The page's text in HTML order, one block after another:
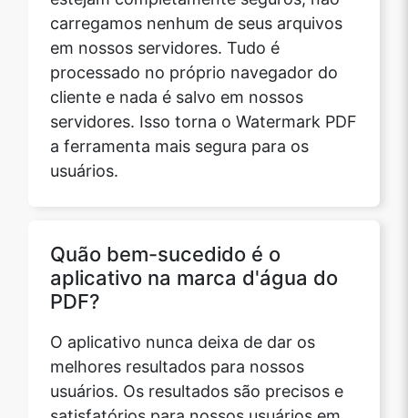
carregamos nenhum de seus arquivos
em nossos servidores. Tudo é
processado no próprio navegador do
cliente e nada é salvo em nossos
servidores. Isso torna o Watermark PDF
a ferramenta mais segura para os
usuários.
Quão bem-sucedido é o
aplicativo na marca d'água do
PDF?
O aplicativo nunca deixa de dar os
melhores resultados para nossos
usuários. Os resultados são precisos e
satisfatórios para nossos usuários em